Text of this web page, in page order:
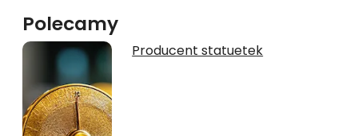
Polecamy
Producent statuetek